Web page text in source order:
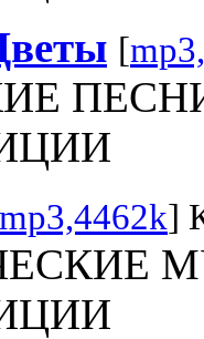
[
mp3,4462k]